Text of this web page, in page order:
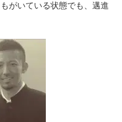
がいている状態でも、邁進